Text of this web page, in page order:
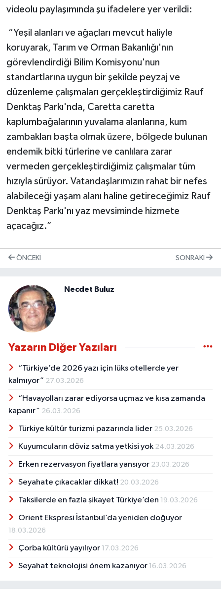
videolu paylaşımında şu ifadelere yer verildi:
“Yeşil alanları ve ağaçları mevcut haliyle
koruyarak, Tarım ve Orman Bakanlığı'nın
görevlendirdiği Bilim Komisyonu'nun
standartlarına uygun bir şekilde peyzaj ve
düzenleme çalışmaları gerçekleştirdiğimiz Rauf
Denktaş Parkı'nda, Caretta caretta
kaplumbağalarının yuvalama alanlarına, kum
zambakları başta olmak üzere, bölgede bulunan
endemik bitki türlerine ve canlılara zarar
vermeden gerçekleştirdiğimiz çalışmalar tüm
hızıyla sürüyor. Vatandaşlarımızın rahat bir nefes
alabileceği yaşam alanı haline getireceğimiz Rauf
Denktaş Parkı'nı yaz mevsiminde hizmete
açacağız.”
ÖNCEKI SONRAKI
Necdet Buluz
Yazarın Diğer Yazıları
“Türkiye’de 2026 yazı için lüks otellerde yer
kalmıyor” 27.03.2026
“Havayolları zarar ediyorsa uçmaz ve kısa zamanda
kapanır” 26.03.2026
Türkiye kültür turizmi pazarında lider 25.03.2026
Kuyumcuların döviz satma yetkisi yok 24.03.2026
Erken rezervasyon fiyatlara yansıyor 23.03.2026
Seyahate çıkacaklar dikkat! 20.03.2026
Taksilerde en fazla şikayet Türkiye’den 19.03.2026
Orient Ekspresi İstanbul’da yeniden doğuyor
18.03.2026
Çorba kültürü yayılıyor 17.03.2026
Seyahat teknolojisi önem kazanıyor 16.03.2026